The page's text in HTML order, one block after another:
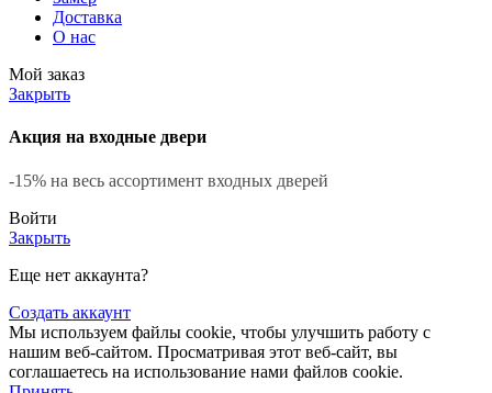
Доставка
О нас
Мой заказ
Закрыть
Акция на входные двери
-15% на весь ассортимент входных дверей
Войти
Закрыть
Еще нет аккаунта?
Создать аккаунт
Мы используем файлы cookie, чтобы улучшить работу с
нашим веб-сайтом. Просматривая этот веб-сайт, вы
соглашаетесь на использование нами файлов cookie.